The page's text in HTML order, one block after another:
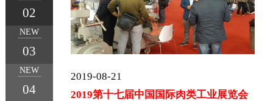
1 2 3 4
02
NEW
03
NEW
04
2019-08-21
2019第十七届中国国际肉类工业展览会